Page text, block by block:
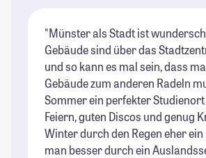
"Münster als Stadt ist
Gebäude sind über das
und so kann es mal sein, dass
Gebäude zum anderen Radeln
Sommer ein perfekter
Feiern, guten Discos und genug
Winter durch den Regen eher ein
man besser durch ein